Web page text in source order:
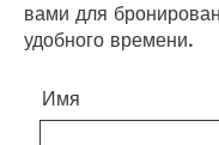
вами для
удобного времени.
Имя